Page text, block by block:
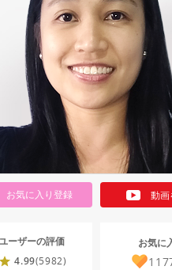
お気に入り登録 動画
ーザーの評価
4.99(5982)
お気に